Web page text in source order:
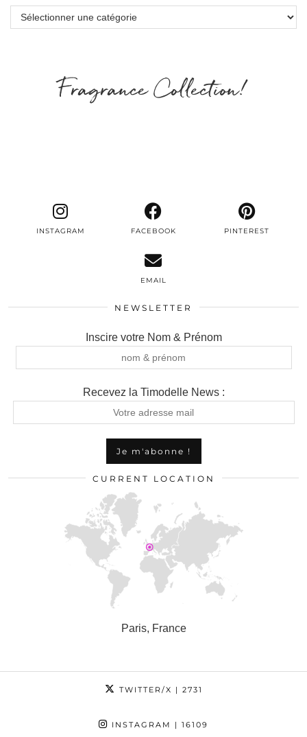
Catégories
Fragrance Collection!
INSTAGRAM FACEBOOK PINTEREST
EMAIL
NEWSLETTER
Inscire votre Nom & Prénom
Recevez la Timodelle News :
CURRENT LOCATION
Paris, France
TWITTER/X | 2731
INSTAGRAM | 16109